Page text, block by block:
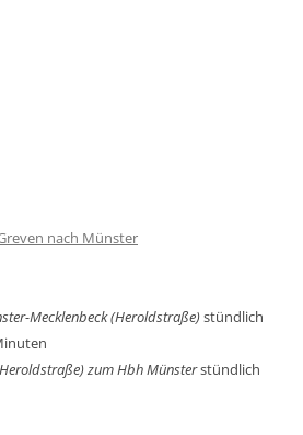
nach Münster
Mecklenbeck (Heroldstraße)stündlich
zum Hbh Münsterstündlich